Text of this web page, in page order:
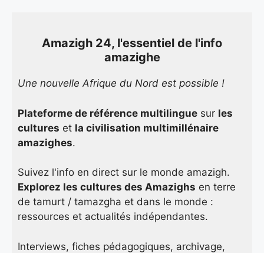
Amazigh 24, l'essentiel de l'info
amazighe
Une nouvelle Afrique du Nord est possible !
Plateforme de référence multilingue sur les
cultures et la civilisation multimillénaire
amazighes.
Suivez l'info en direct sur le monde amazigh.
Explorez les cultures des Amazighs en terre
de tamurt / tamazgha et dans le monde :
ressources et actualités indépendantes.
Interviews, fiches pédagogiques, archivage,